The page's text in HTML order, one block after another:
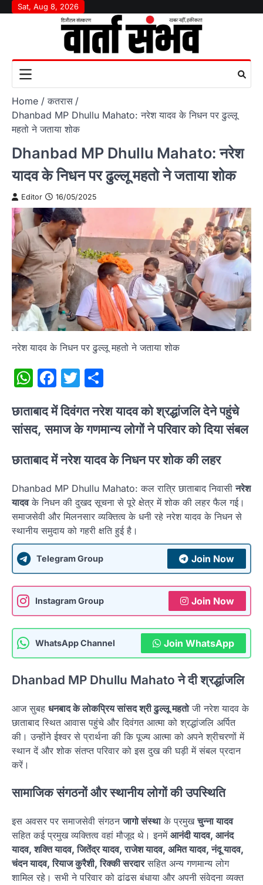
SkipSat, Aug 8, 2026
Home
कतरास
Dhanbad MP Dhullu Mahato: नरेश यादव के निधन पर ढुल्लू
महतो ने जताया शोक
Dhanbad MP Dhullu Mahato: नरेश
यादव के निधन पर ढुल्लू महतो ने जताया शोक
Editor 16/05/2025
नरेश यादव के निधन पर ढुल्लू महतो ने जताया शोक
WhatsApp
Facebook
Twitter
छाताबाद में दिवंगत नरेश यादव को श्रद्धांजलि देने पहुंचे
सांसद, समाज के गणमान्य लोगों ने परिवार को दिया संबल
छाताबाद में नरेश यादव के निधन पर शोक की लहर
Dhanbad MP Dhullu Mahato: कल रात्रि छाताबाद निवासीनरेश
यादवके निधन की दुखद सूचना से पूरे क्षेत्र में शोक की लहर फैल गई।
समाजसेवी और मिलनसार व्यक्तित्व के धनी रहे नरेश यादव के निधन से
स्थानीय समुदाय को गहरी क्षति हुई है।
Telegram Group Join Now
Instagram Group Join Now
WhatsApp Channel Join WhatsApp
Dhanbad MP Dhullu Mahato ने दी श्रद्धांजलि
आज सुबह धनबाद के लोकप्रिय सांसद श्री ढुल्लू महतोजी नरेश यादव के
छाताबाद स्थित आवास पहुंचे और दिवंगत आत्मा को श्रद्धांजलि अर्पित
की। उन्होंने ईश्वर से प्रार्थना की कि पूज्य आत्मा को अपने श्रीचरणों में
स्थान दें और शोक संतप्त परिवार को इस दुख की घड़ी में संबल प्रदान
करें।
सामाजिक संगठनों और स्थानीय लोगों की उपस्थिति
इस अवसर पर समाजसेवी संगठनजागो संस्थाके प्रमुखचुन्ना यादव
सहित कई प्रमुख व्यक्तित्व वहां मौजूद थे। इनमें आनंदी यादव, आनंद
यादव, शक्ति यादव, जितेंद्र यादव, राजेश यादव, अमित यादव, नंदू यादव,
चंदन यादव, रियाज कुरैशी, रिक्की सरदारसहित अन्य गणमान्य लोग
शामिल रहे। सभी ने परिवार को ढांढस बंधाया और अपनी संवेदना व्यक्त